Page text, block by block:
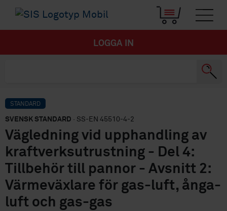
LOGGA IN
STANDARD
SVENSK STANDARD · SS-EN 45510-4-2
Vägledning vid upphandling av
kraftverksutrustning - Del 4:
Tillbehör till pannor - Avsnitt 2:
Värmeväxlare för gas-luft, ånga-
luft och gas-gas